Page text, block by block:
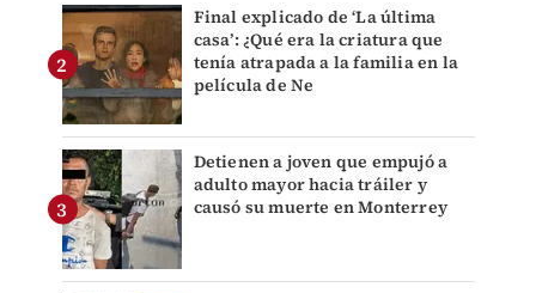
Final explicado de ‘La última
casa’: ¿Qué era la criatura que
tenía atrapada a la familia en la
película de Ne
Detienen a joven que empujó a
adulto mayor hacia tráiler y
causó su muerte en Monterrey